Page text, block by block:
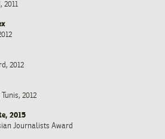
2011
2012
2012
2015
Journalists Award